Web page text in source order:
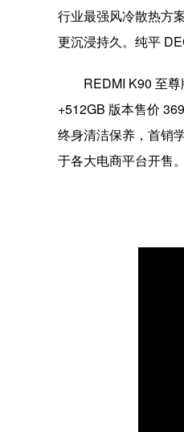
行业最强风冷散热方
更沉浸持久。纯平
REDMI K90 至
+512GB 版本售价
终身清洁保养，首销
于各大电商平台开售。